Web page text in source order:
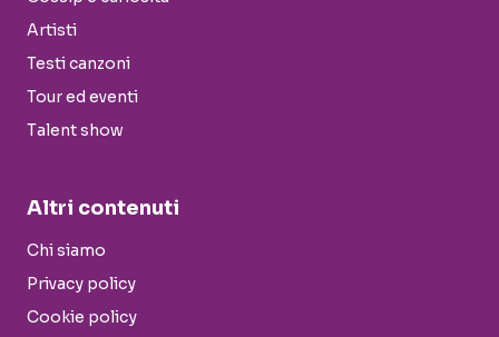
Artisti
Testi canzoni
Tour ed eventi
Talent show
Altri contenuti
Chi siamo
Privacy policy
Cookie policy